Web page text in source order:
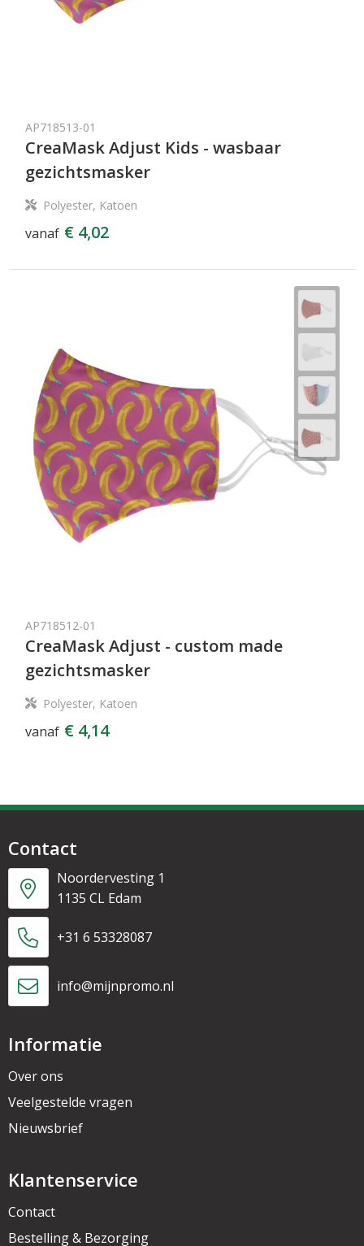
AP718513-01
CreaMask Adjust Kids - wasbaar
gezichtsmasker
Polyester, Katoen
vanaf € 4,02
AP718512-01
CreaMask Adjust - custom made
gezichtsmasker
Polyester, Katoen
vanaf € 4,14
Contact
Noordervesting 1
1135 CL Edam
+31 6 53328087
info@mijnpromo.nl
Informatie
Over ons
Veelgestelde vragen
Nieuwsbrief
Klantenservice
Contact
Bestelling & Bezorging